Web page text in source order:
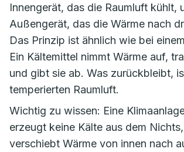
Innengerät, das die Raumluft kühlt,
Außengerät, das die Wärme nach
Das Prinzip ist ähnlich wie bei
Ein Kältemittel nimmt Wärme auf,
und gibt sie ab. Was zurückbleibt,
temperierten Raumluft.
Wichtig zu wissen: Eine
erzeugt keine Kälte aus dem
verschiebt Wärme von innen nach